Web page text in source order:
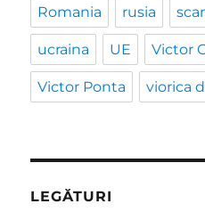
Romania rusia
ucraina UE Victor
Victor Ponta viorica
LEGĂTURI